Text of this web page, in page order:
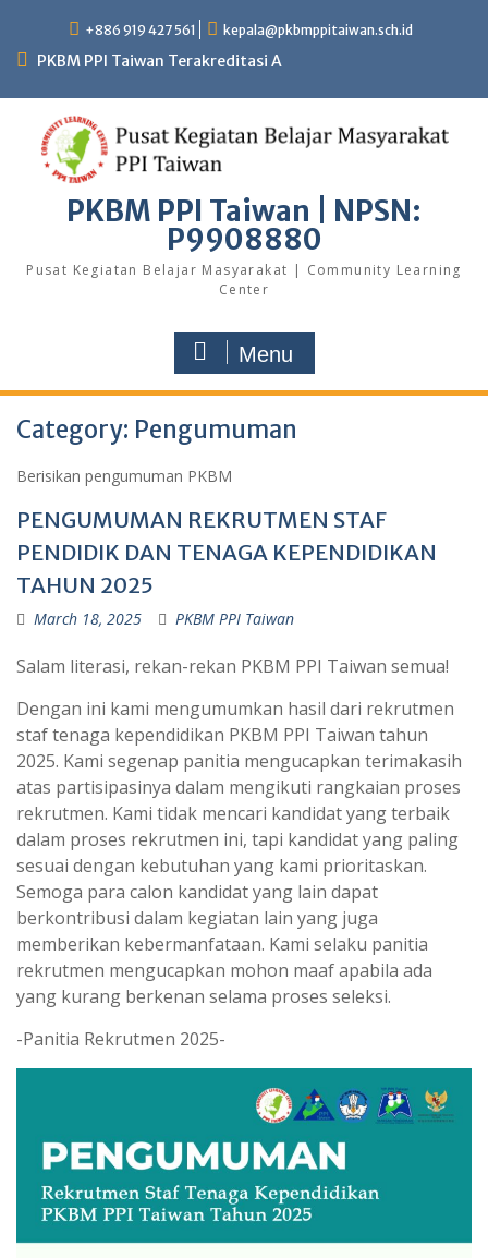
+886 919 427 561 kepala@pkbmppitaiwan.sch.id
PKBM PPI Taiwan Terakreditasi A
PKBM PPI Taiwan | NPSN:
P9908880
Pusat Kegiatan Belajar Masyarakat | Community Learning
Center
Menu
Category: Pengumuman
Berisikan pengumuman PKBM
PENGUMUMAN REKRUTMEN STAF
PENDIDIK DAN TENAGA KEPENDIDIKAN
TAHUN 2025
March 18, 2025 PKBM PPI Taiwan
Salam literasi, rekan-rekan PKBM PPI Taiwan semua!
Dengan ini kami mengumumkan hasil dari rekrutmen
staf tenaga kependidikan PKBM PPI Taiwan tahun
2025. Kami segenap panitia mengucapkan terimakasih
atas partisipasinya dalam mengikuti rangkaian proses
rekrutmen. Kami tidak mencari kandidat yang terbaik
dalam proses rekrutmen ini, tapi kandidat yang paling
sesuai dengan kebutuhan yang kami prioritaskan.
Semoga para calon kandidat yang lain dapat
berkontribusi dalam kegiatan lain yang juga
memberikan kebermanfataan. Kami selaku panitia
rekrutmen mengucapkan mohon maaf apabila ada
yang kurang berkenan selama proses seleksi.
-Panitia Rekrutmen 2025-